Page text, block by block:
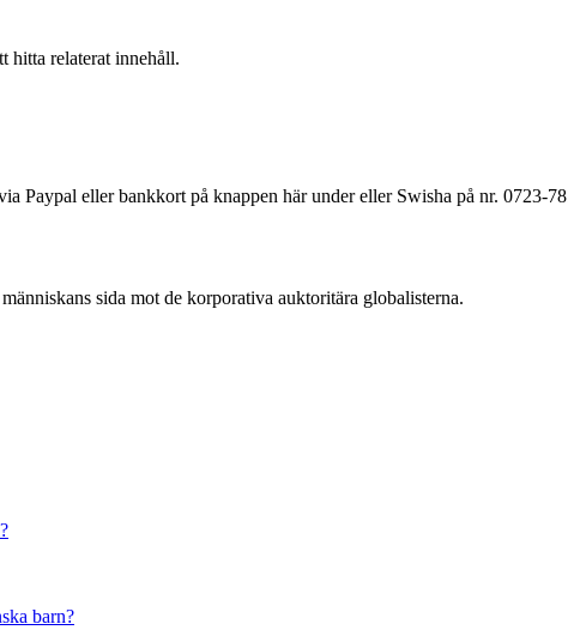
hitta relaterat innehåll.
Paypal eller bankkort på knappen här under eller Swisha på nr. 0723-
sida mot de korporativa auktoritära globalisterna.
barn?